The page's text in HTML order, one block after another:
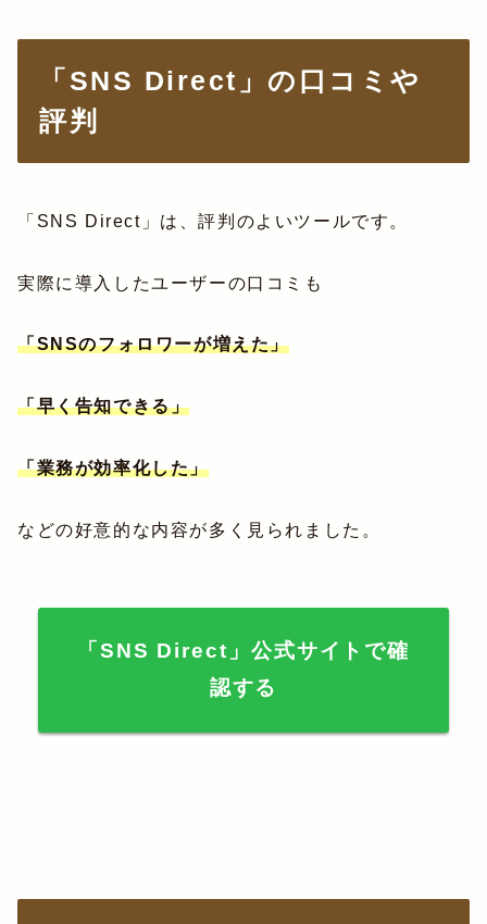
「SNS Direct」の口コミや
評判
「SNS Direct」は、評判のよいツールです。
実際に導入したユーザーの口コミも
「SNSのフォロワーが増えた」
「早く告知できる」
「業務が効率化した」
などの好意的な内容が多く見られました。
「SNS Direct」公式サイトで確
認する